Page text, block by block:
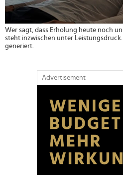
Wer sagt, dass Erholung heute noch
steht inzwischen unter
generiert.
Advertisement